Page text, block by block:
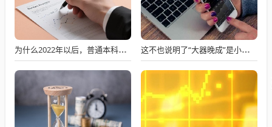
为什么2022年以后，普通本科招生男女比例数据没有了？ 这不也说明了“大器晚成”是小概率事件吗？